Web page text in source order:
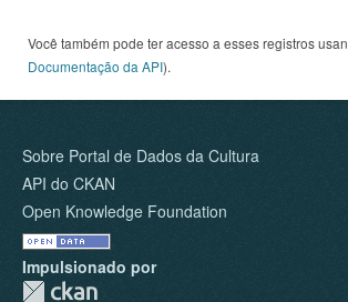
Você também pode ter acesso a esses registros
Documentação da API).
Sobre Portal de Dados da Cultura
API do CKAN
Open Knowledge Foundation
Impulsionado por